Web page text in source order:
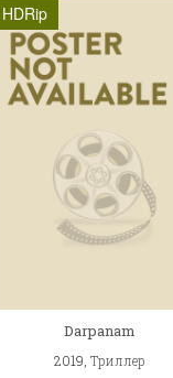
HDRip
Darpanam
2019, Триллер